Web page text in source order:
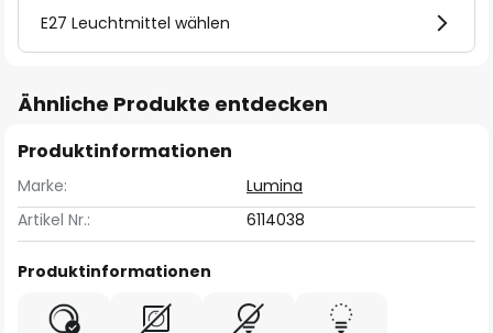
E27 Leuchtmittel wählen
Ähnliche Produkte entdecken
Produktinformationen
Marke:
Lumina
Artikel Nr.:
6114038
Produktinformationen